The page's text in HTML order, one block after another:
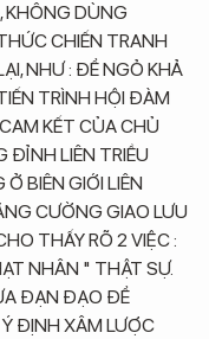
KHÔNG DÙNG
CHIẾN TRANH
NHƯ : ĐỂ NGỎ KHẢ
TRÌNH HỘI ĐÀM
KẾT CỦA CHỦ
ĐỈNH LIÊN TRIỀU
BIÊN GIỚI LIÊN
CƯỜNG GIAO LƯU
THẤY RÕ 2 VIỆC :
NHÂN " THẬT SỰ.
ĐẠN ĐẠO ĐỂ
ĐỊNH XÂM LƯỢC